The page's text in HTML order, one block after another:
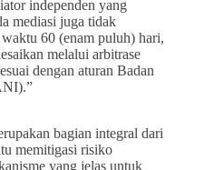
independen yang
mediasi juga tidak
60 (enam puluh) hari,
melalui arbitrase
dengan aturan Badan
bagian integral dari
memitigasi risiko
yang jelas untuk